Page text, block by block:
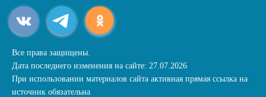
Все права защищены.
Дата последнего изменения на сайте: 27.07.2026
При использовании материалов сайта активная прямая ссылка на
источник обязательна